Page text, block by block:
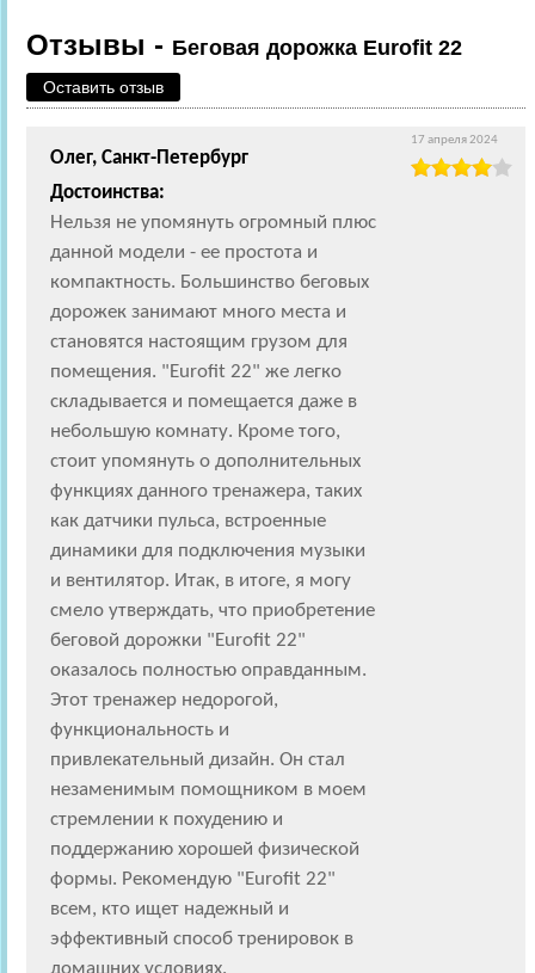
Отзывы - Беговая дорожка Eurofit 22
Оставить отзыв
Олег, Санкт-Петербург
Достоинства:
Нельзя не упомянуть огромный плюс
данной модели - ее простота и
компактность. Большинство беговых
дорожек занимают много места и
становятся настоящим грузом для
помещения. "Eurofit 22" же легко
складывается и помещается даже в
небольшую комнату. Кроме того,
стоит упомянуть о дополнительных
функциях данного тренажера, таких
как датчики пульса, встроенные
динамики для подключения музыки
и вентилятор. Итак, в итоге, я могу
смело утверждать, что приобретение
беговой дорожки "Eurofit 22"
оказалось полностью оправданным.
Этот тренажер недорогой,
функциональность и
привлекательный дизайн. Он стал
незаменимым помощником в моем
стремлении к похудению и
поддержанию хорошей физической
формы. Рекомендую "Eurofit 22"
всем, кто ищет надежный и
эффективный способ тренировок в
домашних условиях.
17 апреля 2024